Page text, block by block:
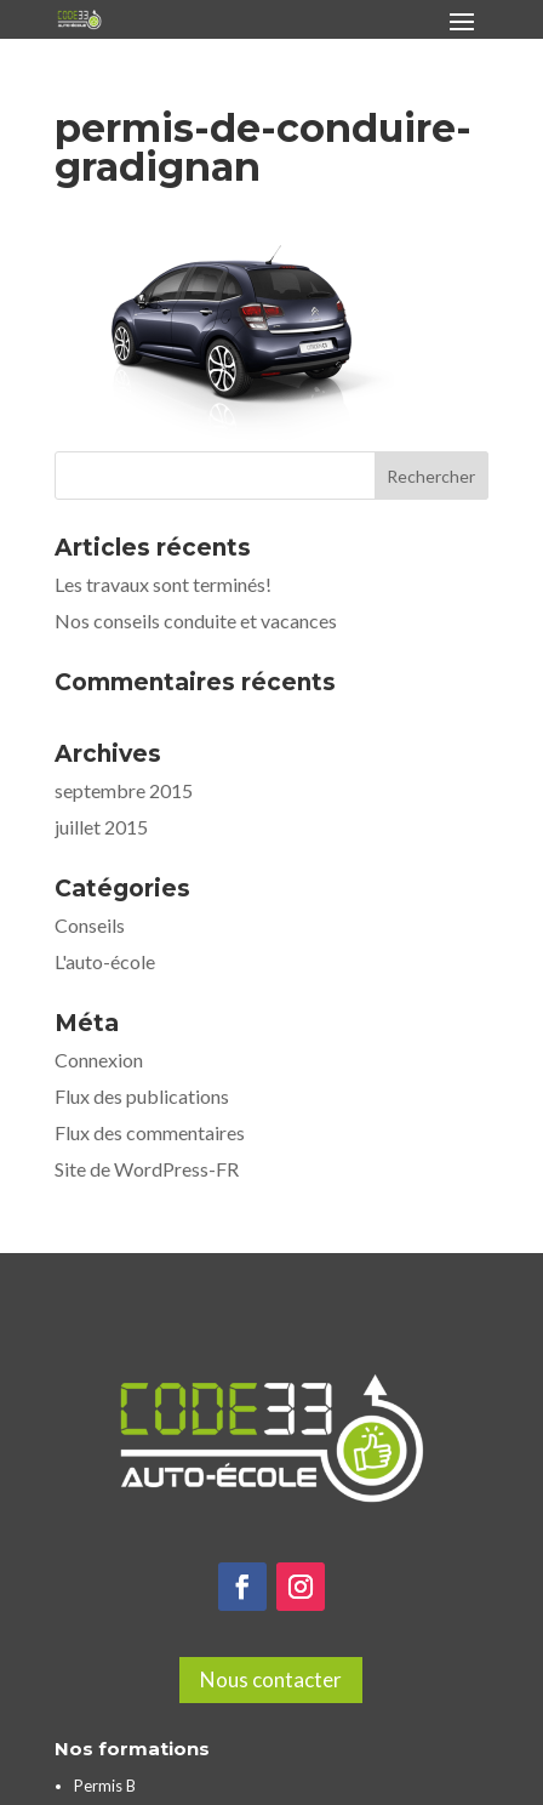
permis-de-conduire-
gradignan
Articles récents
Les travaux sont terminés!
Nos conseils conduite et vacances
Commentaires récents
Archives
septembre 2015
juillet 2015
Catégories
Conseils
L'auto-école
Méta
Connexion
Flux des publications
Flux des commentaires
Site de WordPress-FR
Nous contacter
Nos formations
Permis B